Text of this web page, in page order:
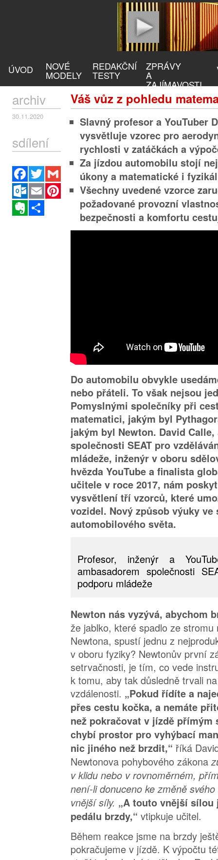
ÚVOD NOVÉ
MODELY
REDAKČNÍ
TESTY
ZPRÁVY
A
ZAJÍMAVOSTI
Váš vůz z pohledu
archiv
30.11.2020
sdílení
Facebook
Twitter
Outlook.com
Email
Pinterest
Evernote
Slavný profesor a YouTuber
vysvětluje vzorec pro
rychlosti v zatáčkách a
Za jízdou automobilu stojí
úkony a matematické i
Všechny uvedené vzorce
požadované provozní
bezpečnosti a komfortu
Do automobilu obvykle
nebo přáteli. To však nejsou
Pomyslnými společníky při
matematici, jakým byl
jakým byl Newton. David Calle,
společnosti SEAT pro
mládeže, inženýr v oboru
hvězda YouTube a finalista
učitele v roce 2017, nám
vysvětlení tří vzorců, které
vozidel. Nový způsob výuky ve
automobilového světa.
Profesor, inženýr a
ambasadorem společnosti
podporu mládeže
Newton nás vyzývá, abychom
že jablko, které spadlo ze stromu
Newtona, spustí jednu z
v oboru fyziky? Newtonův první
setrvačnosti, je tím, co vede
k tomu, aby tak důsledně trvali
vzdálenosti. „Pokud řídíte a
přes cestu kočka, a nemáte
než pokračovat v jízdě přímým
chybí prostor pro vyhýbací
nic jiného než brzdit,“ říká
Newtonova pohybového zákona
v klidu nebo v rovnoměrném,
není-li donuceno ke změně
vnější síly. „A touto vnější sílou
pedálu brzdy,“ vtipkuje učitel.
Během reakce jsme na brzdy
pokračujeme v jízdě. K výpočtu